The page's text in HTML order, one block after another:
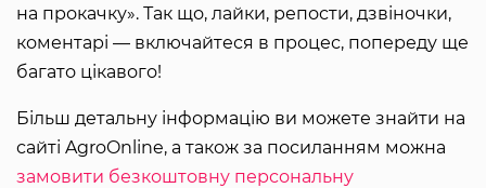
на прокачку». Так що, лайки, репости, дзвіночки,
коментарі — включайтеся в процес, попереду ще
багато цікавого!
Більш детальну інформацію ви можете знайти на
сайті AgroOnline, а також за посиланням можна
замовити безкоштовну персональну